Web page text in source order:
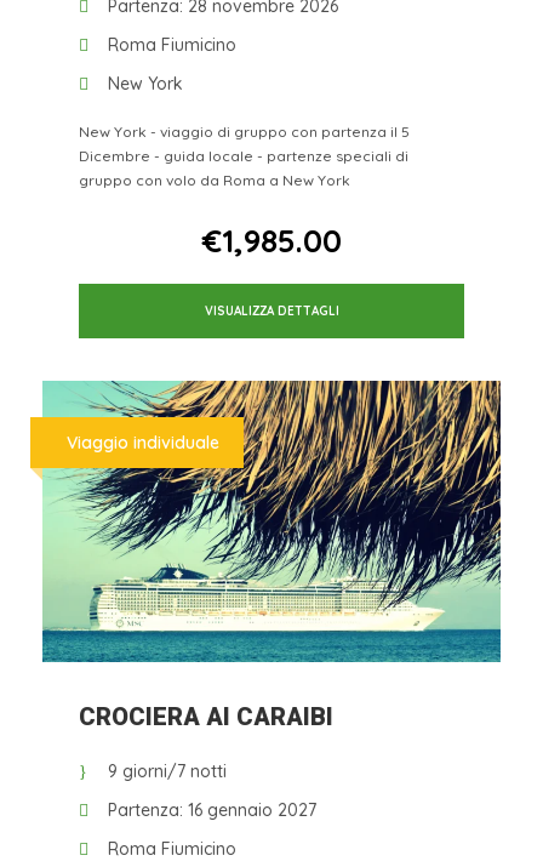
Partenza: 28 novembre 2026
Roma Fiumicino
New York
New York - viaggio di gruppo con partenza il 5
Dicembre - guida locale - partenze speciali di
gruppo con volo da Roma a New York
€1,985.00
VISUALIZZA DETTAGLI
Viaggio individuale
CROCIERA AI CARAIBI
9 giorni/7 notti
Partenza: 16 gennaio 2027
Roma Fiumicino